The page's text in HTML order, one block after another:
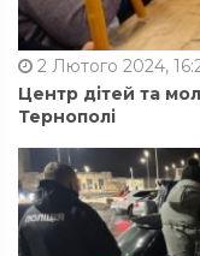
2 Лютого 2024,
Центр дітей та
Тернополі